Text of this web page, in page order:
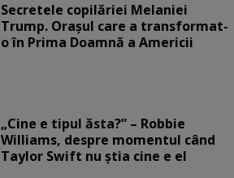
Secretele copilăriei Melaniei
Trump. Orașul care a transformat-
o în Prima Doamnă a Americii
„Cine e tipul ăsta?” – Robbie
Williams, despre momentul când
Taylor Swift nu știa cine e el